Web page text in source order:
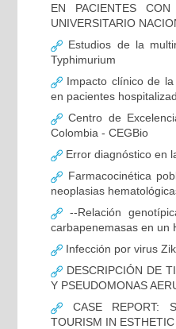
EN PACIENTES
UNIVERSITARIO
Estudios de la
Typhimurium
Impacto clínico de
en pacientes
Centro de
Colombia - CEGBio
Error diagnóstico en
Farmacocinética
neoplasias
--Relación
carbapenemasas en un
Infección por virus
DESCRIPCIÓN DE
Y PSEUDOMONAS
CASE REPORT:
TOURISM IN